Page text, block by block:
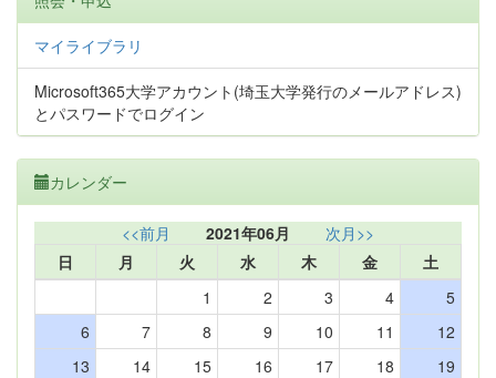
マイライブラリ
Microsoft365大学アカウント(埼玉大学発行のメールアドレス)
とパスワードでログイン
カレンダー
<<前月 2021年06月
次月>>
日
月 火 水 木 金
土
1
2 3 4
5
6
7 8 9 10 11
12
13
14 15 16 17 18
19